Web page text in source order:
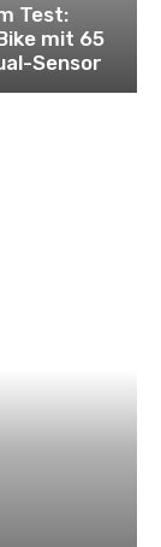
Test:
mit 65
Sensor